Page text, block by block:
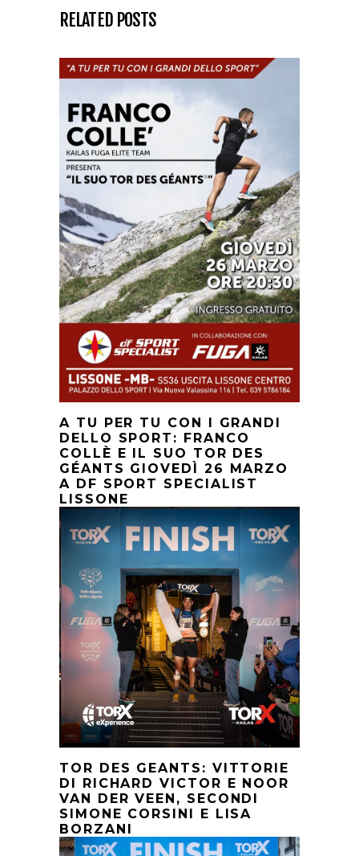
RELATED POSTS
A TU PER TU CON I GRANDI
DELLO SPORT: FRANCO
COLLÈ E IL SUO TOR DES
GÉANTS GIOVEDÌ 26 MARZO
A DF SPORT SPECIALIST
LISSONE
TOR DES GEANTS: VITTORIE
DI RICHARD VICTOR E NOOR
VAN DER VEEN, SECONDI
SIMONE CORSINI E LISA
BORZANI